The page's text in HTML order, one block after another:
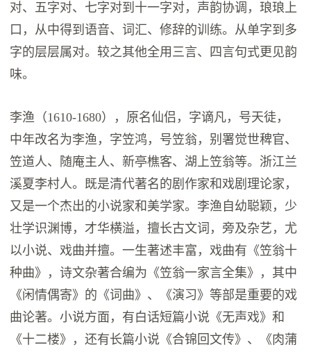
对、五字对、七字对到十一字对，声韵协调，琅琅上
口，从中得到语音、词汇、修辞的训练。从单字到多
字的层层属对。较之其他全用三言、四言句式更见韵
味。
李渔（1610-1680），原名仙侣，字谪凡，号天徒，
中年改名为李渔，字笠鸿，号笠翁，别署觉世稗官、
笠道人、随庵主人、新亭樵客、湖上笠翁等。浙江兰
溪夏李村人。既是清代著名的剧作家和戏剧理论家，
又是一个杰出的小说家和美学家。李渔自幼聪颖，少
壮学识渊博，才华横溢，擅长古文词，旁及杂艺，尤
以小说、戏曲并擅。一生著述丰富，戏曲有《笠翁十
种曲》，诗文杂著合编为《笠翁一家言全集》，其中
《闲情偶寄》的《词曲》、《演习》等部是重要的戏
曲论著。小说方面，有白话短篇小说《无声戏》和
《十二楼》，还有长篇小说《合锦回文传》、《肉蒲